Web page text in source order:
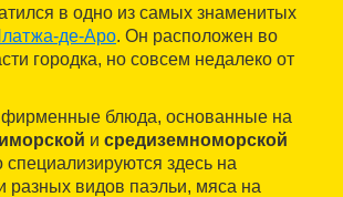
в одно из самых знаменитых
де-Аро. Он расположен во
городка, но совсем недалеко от
блюда, основанные на
и средиземноморской
специализируются здесь на
разных видов паэльи, мяса на